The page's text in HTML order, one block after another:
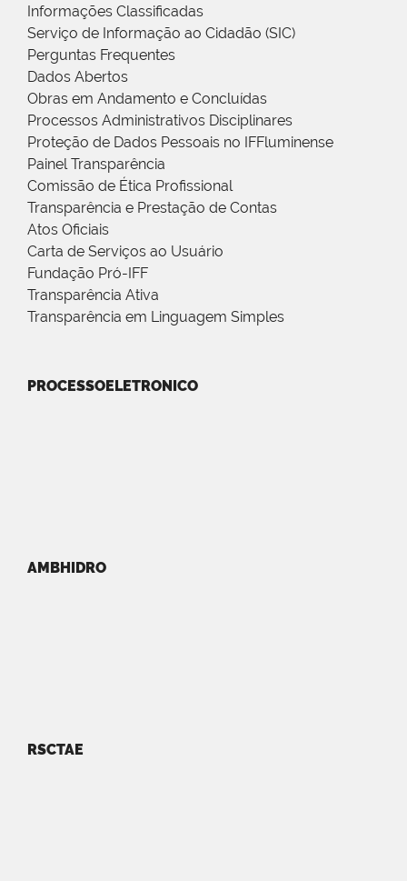
Informações Classificadas
Serviço de Informação ao Cidadão (SIC)
Perguntas Frequentes
Dados Abertos
Obras em Andamento e Concluídas
Processos Administrativos Disciplinares
Proteção de Dados Pessoais no IFFluminense
Painel Transparência
Comissão de Ética Profissional
Transparência e Prestação de Contas
Atos Oficiais
Carta de Serviços ao Usuário
Fundação Pró-IFF
Transparência Ativa
Transparência em Linguagem Simples
PROCESSOELETRONICO
AMBHIDRO
RSCTAE